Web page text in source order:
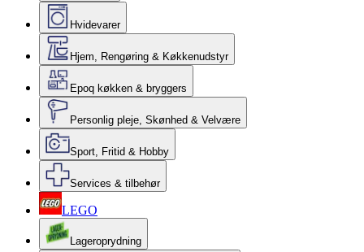
Hvidevarer
Hjem, Rengøring & Køkkenudstyr
Epoq køkken & bryggers
Personlig pleje, Skønhed & Velvære
Sport, Fritid & Hobby
Services & tilbehør
LEGO
Lageroprydning